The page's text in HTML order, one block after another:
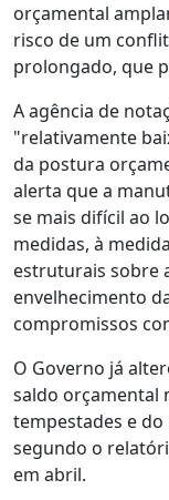
orçamental
risco de um
prolongado, que
A agência de
"relativamente
da postura
alerta que a
se mais difícil ao
medidas, à
estruturais sobre
envelhecimento
compromissos
O Governo já
saldo orçamental
tempestades e
segundo o
em abril.